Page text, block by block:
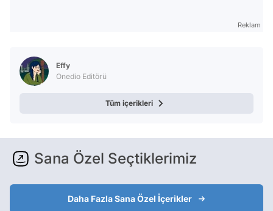
Reklam
Effy
Onedio Editörü
Tüm içerikleri
Sana Özel Seçtiklerimiz
Daha Fazla Sana Özel İçerikler